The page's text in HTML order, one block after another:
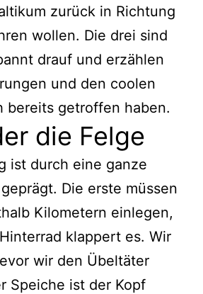
zurück in Richtung
wollen. Die drei sind
drauf und erzählen
und den coolen
bereits getroffen haben.
die Felge
ist durch eine ganze
Die erste müssen
Kilometern einlegen,
klappert es. Wir
wir den Übeltäter
Speiche ist der Kopf